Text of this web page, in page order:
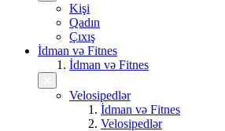
Kişi
Qadın
Çıxış
İdman və Fitnes
İdman və Fitnes
Velosipedlər
İdman və Fitnes
Velosipedlər